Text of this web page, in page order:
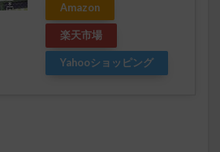
Amazon
楽天市場
Yahooショッピング